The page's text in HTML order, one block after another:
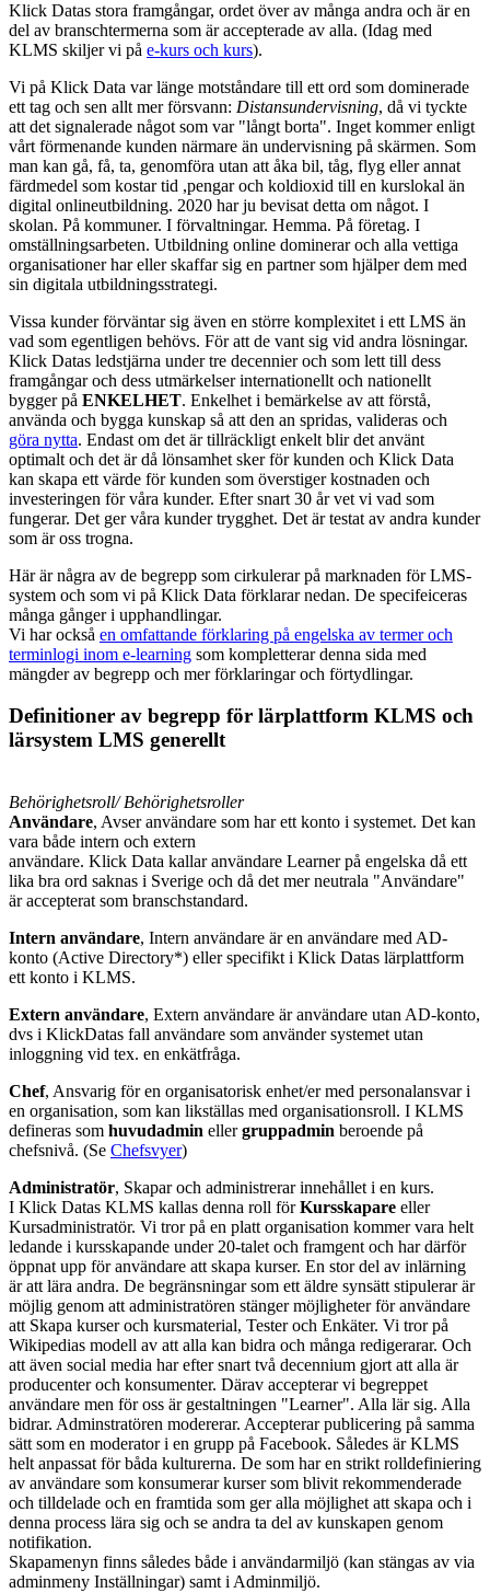
Klick Datas stora framgångar, ordet över av många andra och är en
del av branschtermerna som är accepterade av alla. (Idag med
KLMS skiljer vi på e-kurs och kurs).
Vi på Klick Data var länge motståndare till ett ord som dominerade
ett tag och sen allt mer försvann: Distansundervisning, då vi tyckte
att det signalerade något som var "långt borta". Inget kommer enligt
vårt förmenande kunden närmare än undervisning på skärmen. Som
man kan gå, få, ta, genomföra utan att åka bil, tåg, flyg eller annat
färdmedel som kostar tid ,pengar och koldioxid till en kurslokal än
digital onlineutbildning. 2020 har ju bevisat detta om något. I
skolan. På kommuner. I förvaltningar. Hemma. På företag. I
omställningsarbeten. Utbildning online dominerar och alla vettiga
organisationer har eller skaffar sig en partner som hjälper dem med
sin digitala utbildningsstrategi.
Vissa kunder förväntar sig även en större komplexitet i ett LMS än
vad som egentligen behövs. För att de vant sig vid andra lösningar.
Klick Datas ledstjärna under tre decennier och som lett till dess
framgångar och dess utmärkelser internationellt och nationellt
bygger på ENKELHET. Enkelhet i bemärkelse av att förstå,
använda och bygga kunskap så att den an spridas, valideras och
göra nytta. Endast om det är tillräckligt enkelt blir det använt
optimalt och det är då lönsamhet sker för kunden och Klick Data
kan skapa ett värde för kunden som överstiger kostnaden och
investeringen för våra kunder. Efter snart 30 år vet vi vad som
fungerar. Det ger våra kunder trygghet. Det är testat av andra kunder
som är oss trogna.
Här är några av de begrepp som cirkulerar på marknaden för LMS-
system och som vi på Klick Data förklarar nedan. De specifeiceras
många gånger i upphandlingar.
Vi har också en omfattande förklaring på engelska av termer och
terminlogi inom e-learning som kompletterar denna sida med
mängder av begrepp och mer förklaringar och förtydlingar.
Definitioner av begrepp för lärplattform KLMS och
lärsystem LMS generellt
Behörighetsroll/ Behörighetsroller
Användare, Avser användare som har ett konto i systemet. Det kan
vara både intern och extern
användare. Klick Data kallar användare Learner på engelska då ett
lika bra ord saknas i Sverige och då det mer neutrala "Användare"
är accepterat som branschstandard.
Intern användare, Intern användare är en användare med AD-
konto (Active Directory*) eller specifikt i Klick Datas lärplattform
ett konto i KLMS.
Extern användare, Extern användare är användare utan AD-konto,
dvs i KlickDatas fall användare som använder systemet utan
inloggning vid tex. en enkätfråga.
Chef, Ansvarig för en organisatorisk enhet/er med personalansvar i
en organisation, som kan likställas med organisationsroll. I KLMS
defineras som huvudadmin ellergruppadmin beroende på
chefsnivå. (Se Chefsvyer)
Administratör, Skapar och administrerar innehållet i en kurs.
I Klick Datas KLMS kallas denna roll förKursskapare eller
Kursadministratör. Vi tror på en platt organisation kommer vara helt
ledande i kursskapande under 20-talet och framgent och har därför
öppnat upp för användare att skapa kurser. En stor del av inlärning
är att lära andra. De begränsningar som ett äldre synsätt stipulerar är
möjlig genom att administratören stänger möjligheter för användare
att Skapa kurser och kursmaterial, Tester och Enkäter. Vi tror på
Wikipedias modell av att alla kan bidra och många redigerarar. Och
att även social media har efter snart två decennium gjort att alla är
producenter och konsumenter. Därav accepterar vi begreppet
användare men för oss är gestaltningen "Learner". Alla lär sig. Alla
bidrar. Adminstratören modererar. Accepterar publicering på samma
sätt som en moderator i en grupp på Facebook. Således är KLMS
helt anpassat för båda kulturerna. De som har en strikt rolldefiniering
av användare som konsumerar kurser som blivit rekommenderade
och tilldelade och en framtida som ger alla möjlighet att skapa och i
denna process lära sig och se andra ta del av kunskapen genom
notifikation.
Skapamenyn finns således både i användarmiljö (kan stängas av via
adminmeny Inställningar) samt i Adminmiljö.